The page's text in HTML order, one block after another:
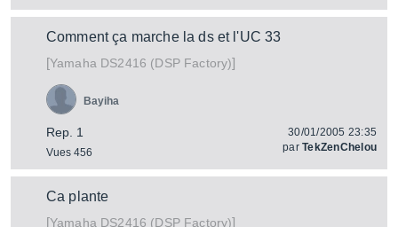
Comment ça marche la ds et l'UC 33
[Yamaha DS2416 (DSP Factory)]
Rep. 1
Vues 456
Bayiha
30/01/2005 23:35
parTekZenChelou
Ca plante
[Yamaha DS2416 (DSP Factory)]